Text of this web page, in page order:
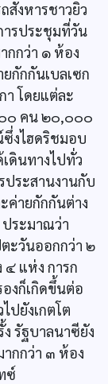
สังหารชาวยิว
รประชุมที่วัน
กกว่า ๑ ห้อง
กักกันเบลเซก
า โดยแต่ละ
๐๐ คน ๒๐,๐๐๐
งไฮดริชมอบ
ดินทางไปทั่ว
ประสานงานกับ
ค่ายกักกันต่าง
ระมาณว่า
ะวันออกกว่า ๒
๔ แห่ง การก
งก็เกิดขึ้นต่อ
ปยังเกตโต
รัฐบาลนาซียัง
กกว่า ๓ ห้อง
ซ์